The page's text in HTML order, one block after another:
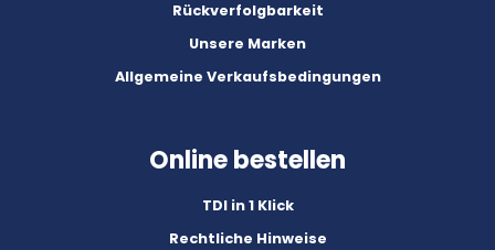
Rückverfolgbarkeit
Unsere Marken
Allgemeine Verkaufsbedingungen
Online bestellen
TDI in 1 Klick
Rechtliche Hinweise